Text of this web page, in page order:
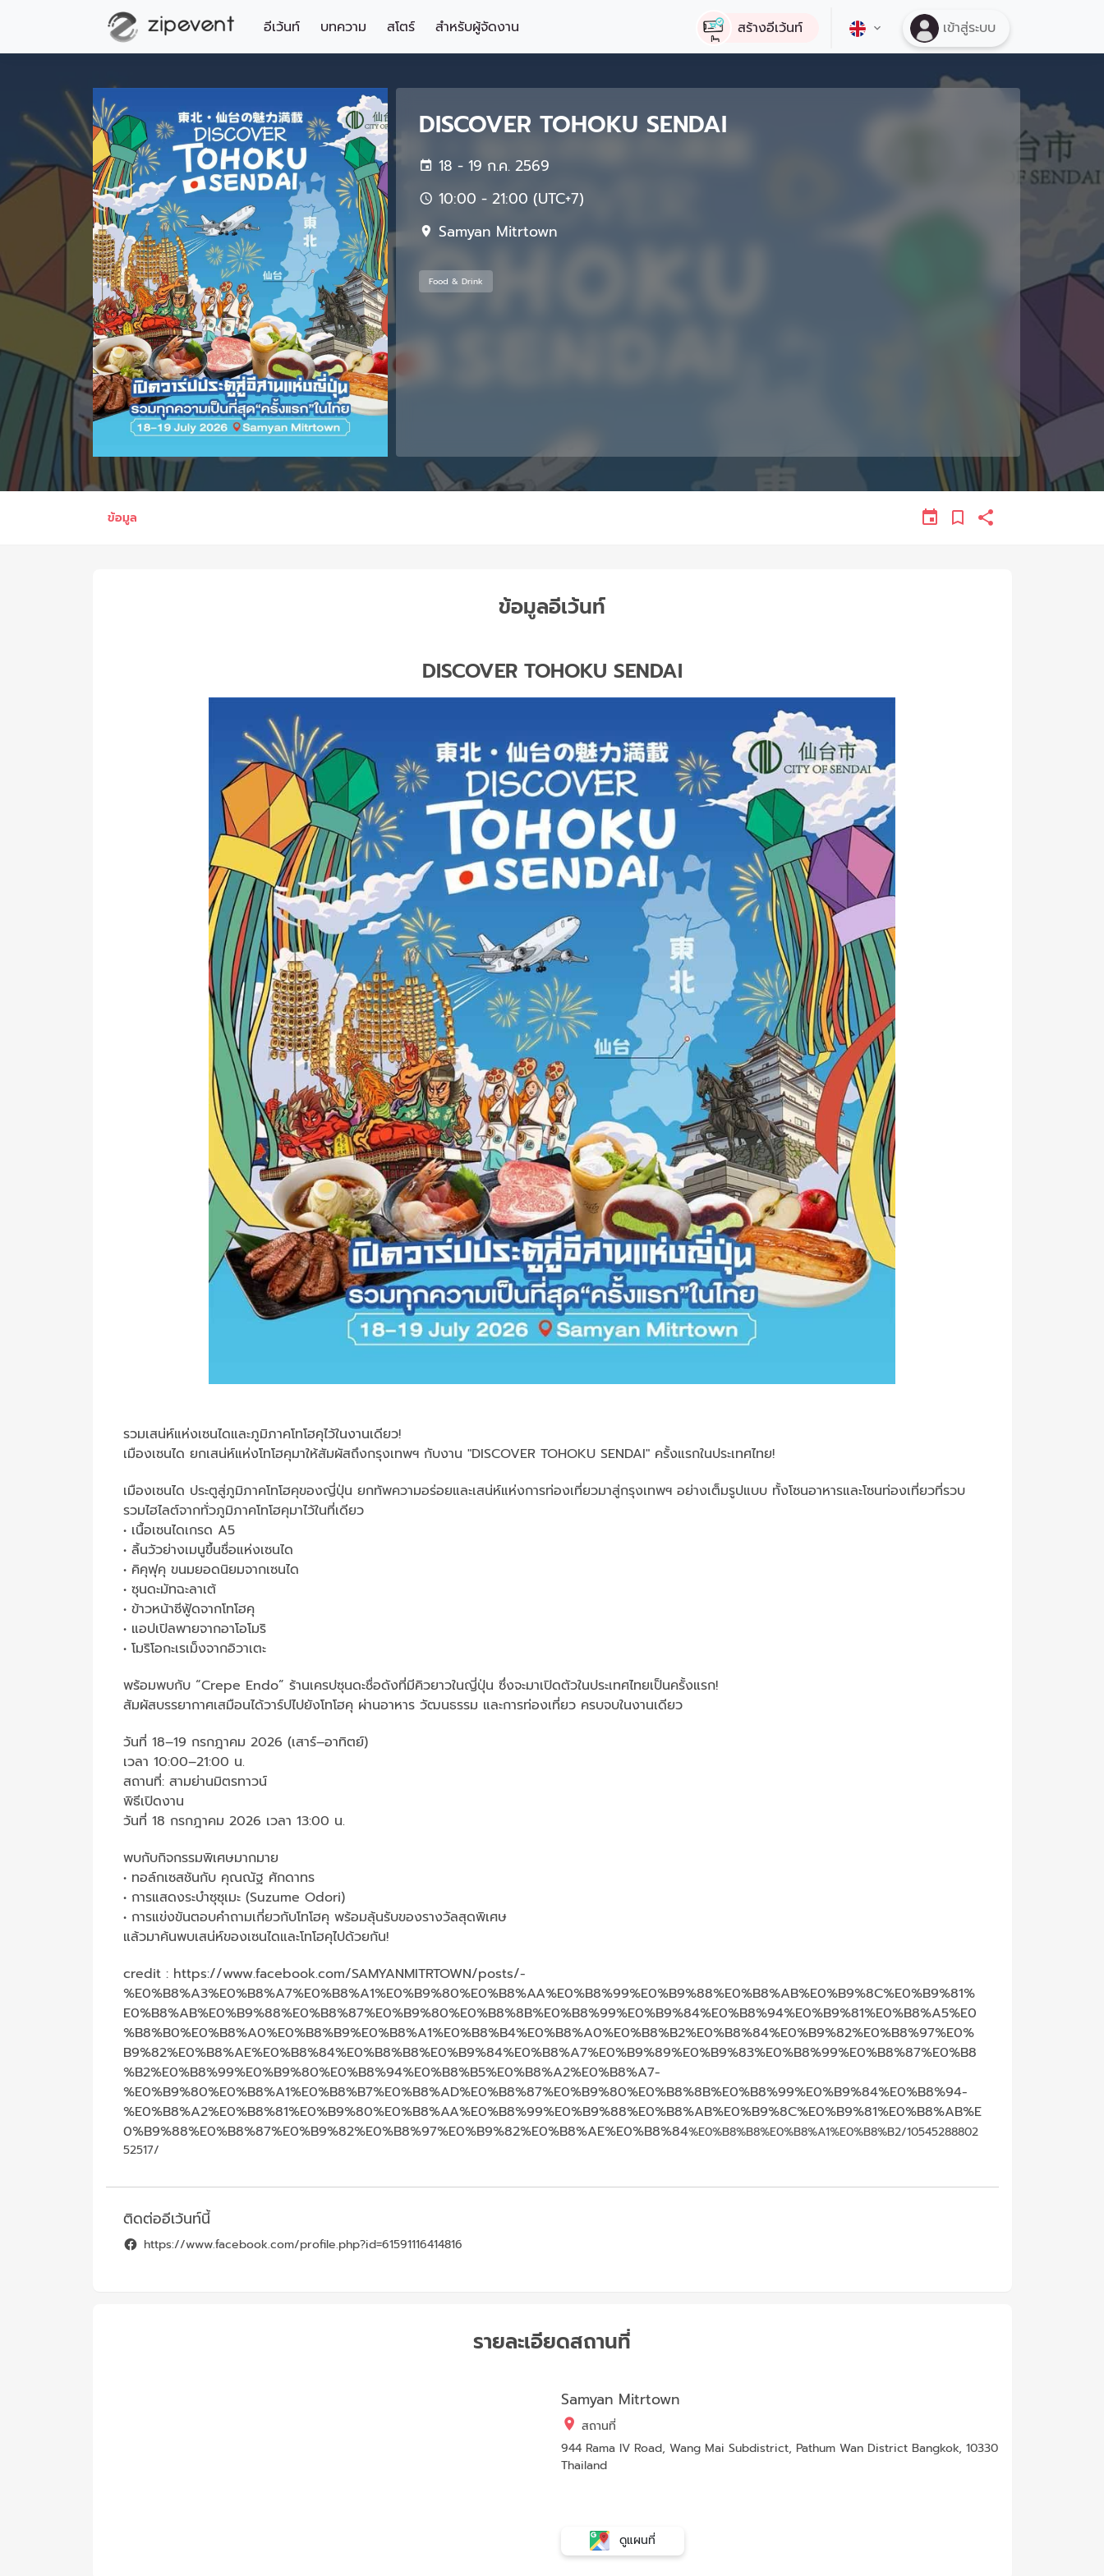
อีเว้นท์ บทความ สโตร์ สำหรับผู้จัดงาน สร้างอีเว้นท์ เข้าสู่ระบบ
DISCOVER TOHOKU SENDAI
18 - 19 ก.ค. 2569
10:00 - 21:00 (UTC+7)
Samyan Mitrtown
Food & Drink
ข้อมูล
ข้อมูลอีเว้นท์
DISCOVER TOHOKU SENDAI
รวมเสน่ห์แห่งเซนไดและภูมิภาคโทโฮคุไว้ในงานเดียว!
เมืองเซนได ยกเสน่ห์แห่งโทโฮคุมาให้สัมผัสถึงกรุงเทพฯ กับงาน "DISCOVER TOHOKU SENDAI" ครั้งแรกในประเทศไทย!
เมืองเซนได ประตูสู่ภูมิภาคโทโฮคุของญี่ปุ่น ยกทัพความอร่อยและเสน่ห์แห่งการท่องเที่ยวมาสู่กรุงเทพฯ อย่างเต็มรูปแบบ ทั้งโซนอาหารและโซนท่องเที่ยวที่รวบ
รวมไฮไลต์จากทั่วภูมิภาคโทโฮคุมาไว้ในที่เดียว
• เนื้อเซนไดเกรด A5
• ลิ้นวัวย่างเมนูขึ้นชื่อแห่งเซนได
• คิคุฟุคุ ขนมยอดนิยมจากเซนได
• ซุนดะมัทฉะลาเต้
• ข้าวหน้าซีฟู้ดจากโทโฮคุ
• แอปเปิลพายจากอาโอโมริ
• โมริโอกะเรเม็งจากอิวาเตะ
พร้อมพบกับ “Crepe Endo” ร้านเครปซุนดะชื่อดังที่มีคิวยาวในญี่ปุ่น ซึ่งจะมาเปิดตัวในประเทศไทยเป็นครั้งแรก!
สัมผัสบรรยากาศเสมือนได้วาร์ปไปยังโทโฮคุ ผ่านอาหาร วัฒนธรรม และการท่องเที่ยว ครบจบในงานเดียว
วันที่ 18–19 กรกฎาคม 2026 (เสาร์–อาทิตย์)
เวลา 10:00–21:00 น.
สถานที่: สามย่านมิตรทาวน์
พิธีเปิดงาน
วันที่ 18 กรกฎาคม 2026 เวลา 13:00 น.
พบกับกิจกรรมพิเศษมากมาย
• ทอล์กเซสชันกับ คุณณัฐ ศักดาทร
• การแสดงระบำซุซุเมะ (Suzume Odori)
• การแข่งขันตอบคำถามเกี่ยวกับโทโฮคุ พร้อมลุ้นรับของรางวัลสุดพิเศษ
แล้วมาค้นพบเสน่ห์ของเซนไดและโทโฮคุไปด้วยกัน!
credit : https://www.facebook.com/SAMYANMITRTOWN/posts/-
%E0%B8%A3%E0%B8%A7%E0%B8%A1%E0%B9%80%E0%B8%AA%E0%B8%99%E0%B9%88%E0%B8%AB%E0%B9%8C%E0%B9%81%
E0%B8%AB%E0%B9%88%E0%B8%87%E0%B9%80%E0%B8%8B%E0%B8%99%E0%B9%84%E0%B8%94%E0%B9%81%E0%B8%A5%E0
%B8%B0%E0%B8%A0%E0%B8%B9%E0%B8%A1%E0%B8%B4%E0%B8%A0%E0%B8%B2%E0%B8%84%E0%B9%82%E0%B8%97%E0%
B9%82%E0%B8%AE%E0%B8%84%E0%B8%B8%E0%B9%84%E0%B8%A7%E0%B9%89%E0%B9%83%E0%B8%99%E0%B8%87%E0%B8
%B2%E0%B8%99%E0%B9%80%E0%B8%94%E0%B8%B5%E0%B8%A2%E0%B8%A7-
%E0%B9%80%E0%B8%A1%E0%B8%B7%E0%B8%AD%E0%B8%87%E0%B9%80%E0%B8%8B%E0%B8%99%E0%B9%84%E0%B8%94-
%E0%B8%A2%E0%B8%81%E0%B9%80%E0%B8%AA%E0%B8%99%E0%B9%88%E0%B8%AB%E0%B9%8C%E0%B9%81%E0%B8%AB%E
0%B9%88%E0%B8%87%E0%B9%82%E0%B8%97%E0%B9%82%E0%B8%AE%E0%B8%84%E0%B8%B8%E0%B8%A1%E0%B8%B2/10545288802
52517/
ติดต่ออีเว้นท์นี้
https://www.facebook.com/profile.php?id=61591116414816
รายละเอียดสถานที่
Samyan Mitrtown
สถานที่
944 Rama IV Road, Wang Mai Subdistrict, Pathum Wan District Bangkok, 10330
Thailand
ดูแผนที่